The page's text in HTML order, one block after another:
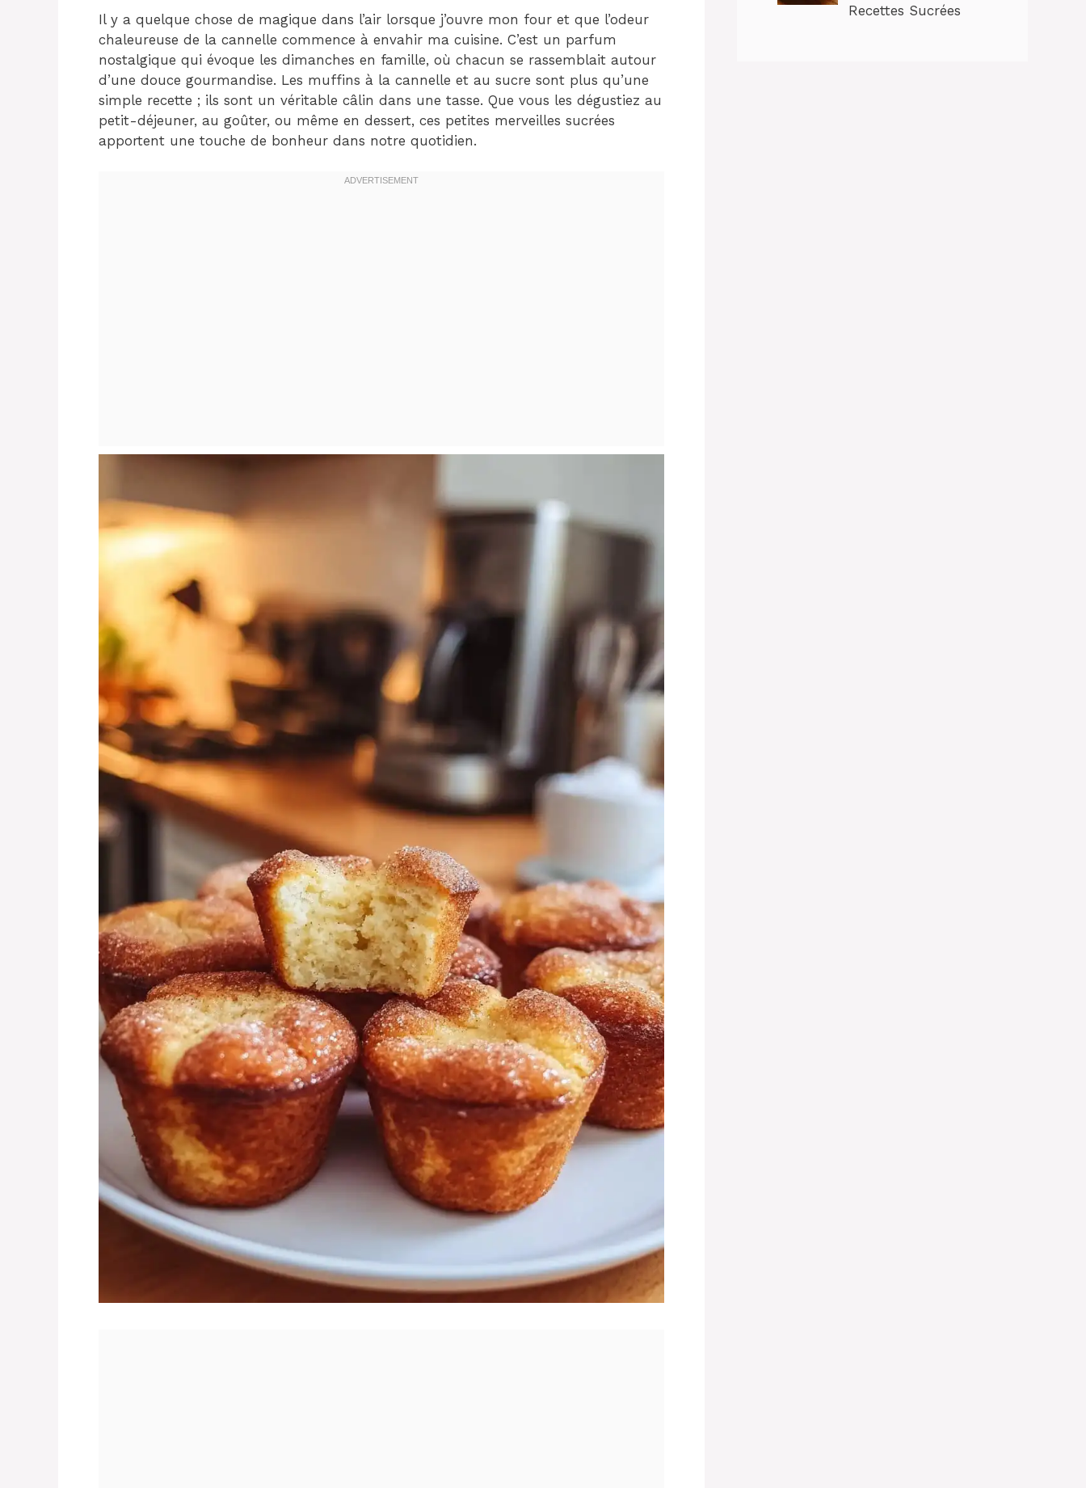
Il y a quelque chose de magique dans l’air lorsque j’ouvre mon four et que l’odeur
chaleureuse de la cannelle commence à envahir ma cuisine. C’est un parfum
nostalgique qui évoque les dimanches en famille, où chacun se rassemblait autour
d’une douce gourmandise. Les muffins à la cannelle et au sucre sont plus qu’une
simple recette ; ils sont un véritable câlin dans une tasse. Que vous les dégustiez au
petit-déjeuner, au goûter, ou même en dessert, ces petites merveilles sucrées
apportent une touche de bonheur dans notre quotidien.
Recettes Sucrées